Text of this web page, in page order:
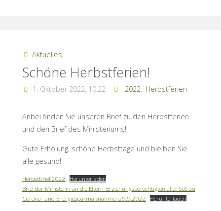
Aktuelles
Schöne Herbstferien!
1. Oktober 2022, 10:22 2022, Herbstferien
Anbei finden Sie unseren Brief zu den Herbstferien
und den Brief des Ministeriums!
Gute Erholung, schöne Herbsttage und bleiben Sie
alle gesund!
Herbstbrief 2022
Herunterladen
Brief der Ministerin an die Eltern_Erziehungsberechtigten aller SuS zu
Corona- und Energiesparmaßnahmen29.9.2022
Herunterladen